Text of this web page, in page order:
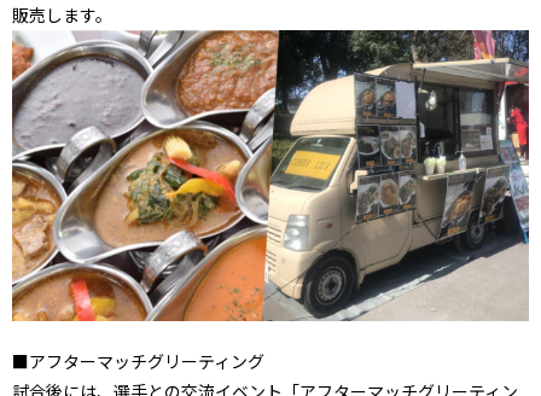
販売します。
■アフターマッチグリーティング
試合後には、選手との交流イベント「アフターマッチグリーティン